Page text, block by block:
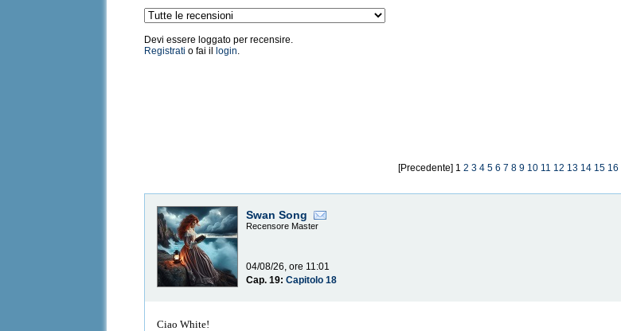
Devi essere loggato per recensire.
Registrati o fai il login.
[Precedente] 1 2 3 4 5 6 7 8 9 10 11 12 13 14 15 16
Swan Song
Recensore Master
04/08/26, ore 11:01
Cap. 19:Capitolo 18
Ciao White!